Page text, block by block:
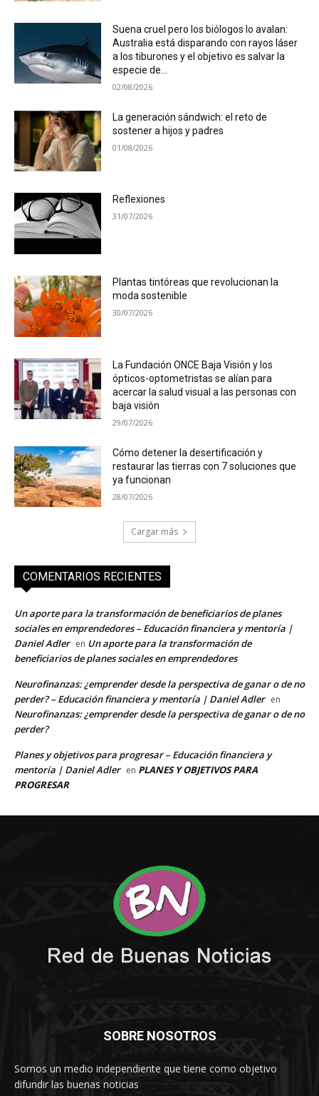
SOBRE NOSOTROS
Somos un medio independiente que tiene como objetivo
difundir las buenas noticias